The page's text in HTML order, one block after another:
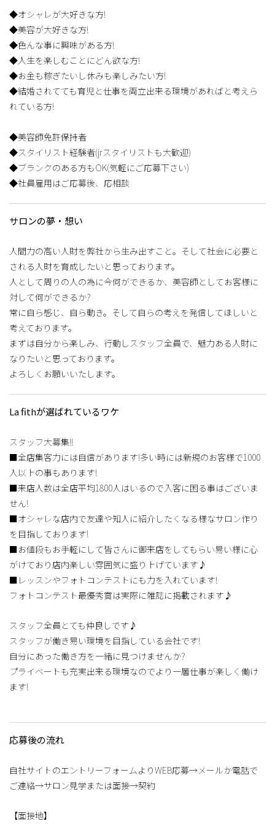
◆オシャレが大好きな方!
◆美容が大好きな方!
◆色んな事に興味がある方!
◆人生を楽しむことにどん欲な方!
◆お金も稼ぎたいし休みも楽しみたい方!
◆結婚されてても育児と仕事を両立出来る環境があればと考えら
れている方!
◆美容師免許保持者
◆スタイリスト経験者(jrスタイリストも大歓迎)
◆ブランクのある方もOK(気軽にご応募下さい)
◆社員雇用はご応募後、応相談
サロンの夢・想い
人間力の高い人財を弊社から生み出すこと。そして社会に必要と
される人財を育成したいと思っております。
人として周りの人の為に今何ができるか、美容師としてお客様に
対して何ができるか?
常に自ら感じ、自ら動き。そして自らの考えを発信してほしいと
考えております。
まずは自分から楽しみ、行動しスタッフ全員で、魅力ある人財に
なりたいと思っております。
よろしくお願いいたします。
La fithが選ばれているワケ
スタッフ大募集!!
■全店集客力には自信があります!多い時には新規のお客様で1000
人以上の事もあります!
■来店人数は全店平均1800人はいるので入客に困る事はございま
せん!
■オシャレな店内で友達や知人に紹介したくなる様なサロン作り
を目指しております!
■お値段もお手軽にして皆さんに御来店をしてもらい易い様に心
がけており店内楽しい雰囲気に盛り上げています♪
■レッスンやフォトコンテストにも力を入れています!
フォトコンテスト最優秀賞は実際に雑誌に掲載されます♪
スタッフ全員とても仲良しです♪
スタッフが働き易い環境を目指している会社です!
自分にあった働き方を一緒に見つけませんか?
プライベートも充実出来る環境なのでより一層仕事が楽しく働け
ます!
応募後の流れ
自社サイトのエントリーフォームよりWEB応募→メールか電話で
ご連絡→サロン見学または面接→契約
【面接地】